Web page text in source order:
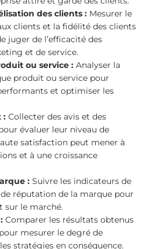
des clients : Mesurer le
clients et la fidélité des clients
juger de l’efficacité des
et de service.
ou service : Analyser la
produit ou service pour
et optimiser les
: Collecter des avis et des
évaluer leur niveau de
satisfaction peut mener à
et à une croissance
: Suivre les indicateurs de
réputation de la marque pour
sur le marché.
Comparer les résultats obtenus
mesurer le degré de
stratégies en conséquence.